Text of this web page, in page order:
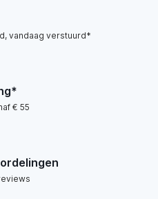
vandaag verstuurd*
€ 55